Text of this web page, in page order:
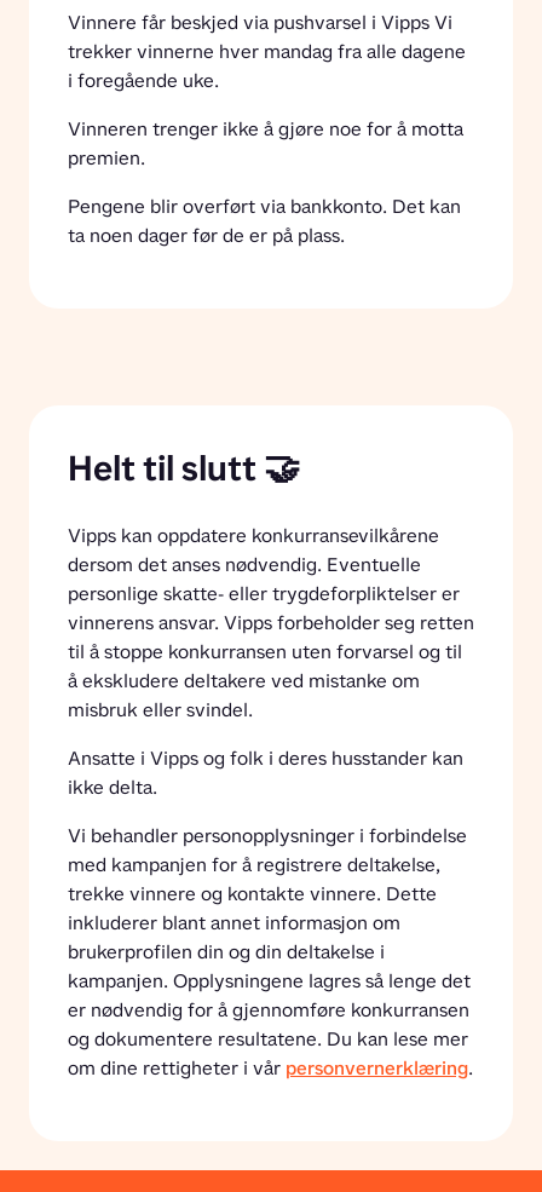
Vinnere får beskjed via pushvarsel i Vipps Vi
trekker vinnerne hver mandag fra alle dagene
i foregående uke.
Vinneren trenger ikke å gjøre noe for å motta
premien.
Pengene blir overført via bankkonto. Det kan
ta noen dager før de er på plass.
Helt til slutt 🤝
Vipps kan oppdatere konkurransevilkårene
dersom det anses nødvendig. Eventuelle
personlige skatte- eller trygdeforpliktelser er
vinnerens ansvar. Vipps forbeholder seg retten
til å stoppe konkurransen uten forvarsel og til
å ekskludere deltakere ved mistanke om
misbruk eller svindel.
Ansatte i Vipps og folk i deres husstander kan
ikke delta.
Vi behandler personopplysninger i forbindelse
med kampanjen for å registrere deltakelse,
trekke vinnere og kontakte vinnere. Dette
inkluderer blant annet informasjon om
brukerprofilen din og din deltakelse i
kampanjen. Opplysningene lagres så lenge det
er nødvendig for å gjennomføre konkurransen
og dokumentere resultatene. Du kan lese mer
om dine rettigheter i vår personvernerklæring.